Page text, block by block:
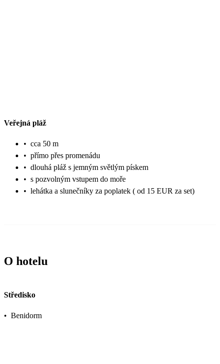
Veřejná pláž
• cca 50 m
• přímo přes promenádu
• dlouhá pláž s jemným světlým pískem
• s pozvolným vstupem do moře
• lehátka a slunečníky za poplatek ( od 15 EUR za set)
O hotelu
Středisko
• Benidorm